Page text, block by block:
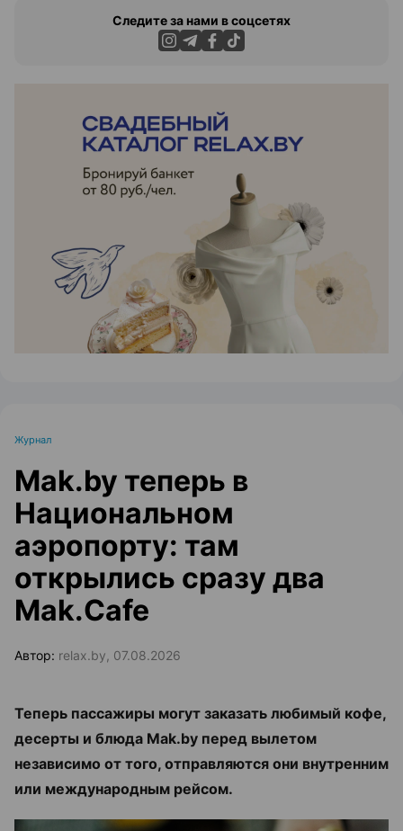
Следите за нами в соцсетях
ЭФФЕКТИВНАЯ РЕКЛАМА НА САЙТЕ
Журнал
Mak.by теперь в
Национальном
аэропорту: там
открылись сразу два
Mak.Cafe
Автор: relax.by, 07.08.2026
Теперь пассажиры могут заказать любимый кофе,
десерты и блюда Mak.by перед вылетом
независимо от того, отправляются они внутренним
или международным рейсом.